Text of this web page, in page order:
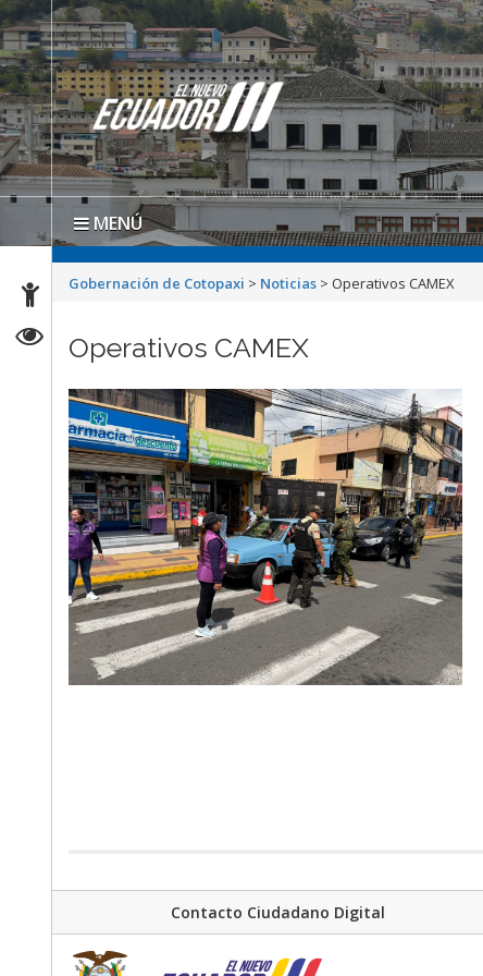
MENÚ
Gobernación de Cotopaxi > Noticias > Operativos CAMEX
Operativos CAMEX
Contacto Ciudadano Digital